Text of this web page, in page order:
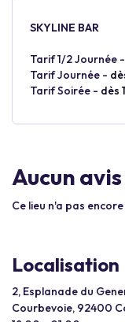
SKYLINE BAR
Tarif 1/2 Journée -
Tarif Journée -
Tarif Soirée - dès
Aucun avis
Ce lieu n'a pas
Localisation
2, Esplanade du
Courbevoie, 92400